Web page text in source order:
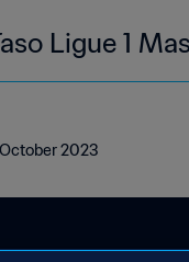
Ligue 1
October 2023